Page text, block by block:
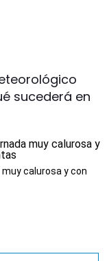
sucederá en
muy calurosa y con